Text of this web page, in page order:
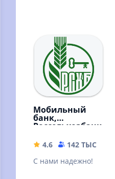
Мобильный
банк,
Россельхозбанк
4.6 142 ТЫС
С нами надежно!